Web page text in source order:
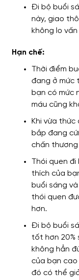
Đi bộ buổi
này, giao
không lo
Hạn chế:
Thời điểm
đang ở mức
bạn có mức
máu cũng
Khi vừa
bắp đang
chấn thương
Thói quen đi
thích của
buổi sáng
thói quen
hơn.
Đi bộ buổi
tốt hơn 20%
không hẳn
của bạn
đó có thể